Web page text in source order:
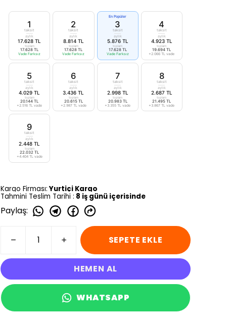
1
taksit
aylık
17.628 TL
toplam
17.628 TL
Vade Farksız
2
taksit
aylık
8.814 TL
toplam
17.628 TL
Vade Farksız
En Popüler
3
taksit
aylık
5.876 TL
toplam
17.628 TL
Vade Farksız
4
taksit
aylık
4.923 TL
toplam
19.694 TL
+2.066 TL vade
5
taksit
aylık
4.029 TL
toplam
20.144 TL
+2.516 TL vade
6
taksit
aylık
3.436 TL
toplam
20.615 TL
+2.987 TL vade
7
taksit
aylık
2.998 TL
toplam
20.983 TL
+3.355 TL vade
8
taksit
aylık
2.687 TL
toplam
21.495 TL
+3.867 TL vade
9
taksit
aylık
2.448 TL
toplam
22.032 TL
+4.404 TL vade
Kargo Firması: Yurtiçi Kargo
Tahmini Teslim Tarihi : 8 iş günü içerisinde
Paylaş:
SEPETE EKLE
HEMEN AL
WHATSAPP